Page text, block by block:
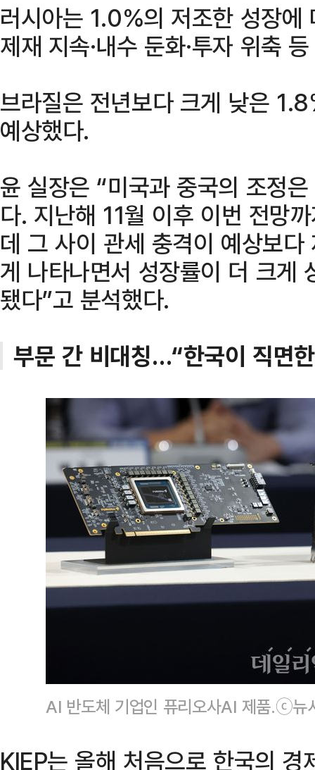
러시아는 1.0%의 저조한 성장에
제재 지속·내수 둔화·투자 위축
브라질은 전년보다 크게 낮은
예상했다.
윤 실장은 “미국과 중국의 조정
다. 지난해 11월 이후 이번 전망
데 그 사이 관세 충격이 예상보
게 나타나면서 성장률이 더 크게
됐다”고 분석했다.
부문 간 비대칭…“한국이 직면
AI 반도체 기업인 퓨리오사AI 제품.ⓒ뉴
KIEP는 올해 처음으로 한국의